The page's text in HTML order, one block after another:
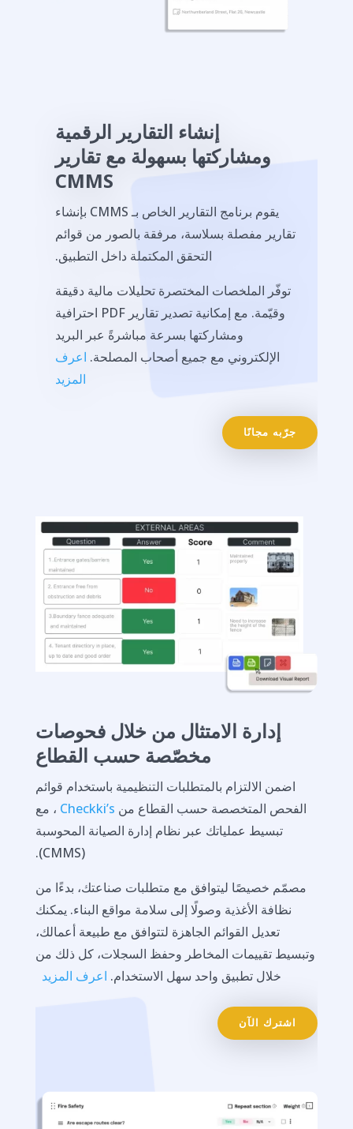
إنشاء التقارير الرقمية
ومشاركتها بسهولة مع تقارير
CMMS
يقوم برنامج التقارير الخاص بـ CMMS بإنشاء
تقارير مفصلة بسلاسة، مرفقة بالصور من قوائم
التحقق المكتملة داخل التطبيق.
توفّر الملخصات المختصرة تحليلات مالية دقيقة
وقيّمة. مع إمكانية تصدير تقارير PDF احترافية
ومشاركتها بسرعة مباشرةً عبر البريد
الإلكتروني مع جميع أصحاب المصلحة. اعرف
المزيد
جرّبه مجانًا
إدارة الامتثال من خلال فحوصات
مخصّصة حسب القطاع
اضمن الالتزام بالمتطلبات التنظيمية باستخدام قوائم
الفحص المتخصصة حسب القطاع من Checkki’s ، مع
تبسيط عملياتك عبر نظام إدارة الصيانة المحوسبة
(CMMS).
مصمّم خصيصًا ليتوافق مع متطلبات صناعتك، بدءًا من
نظافة الأغذية وصولًا إلى سلامة مواقع البناء. يمكنك
تعديل القوائم الجاهزة لتتوافق مع طبيعة أعمالك،
وتبسيط تقييمات المخاطر وحفظ السجلات، كل ذلك من
خلال تطبيق واحد سهل الاستخدام. اعرف المزيد
اشترك الآن